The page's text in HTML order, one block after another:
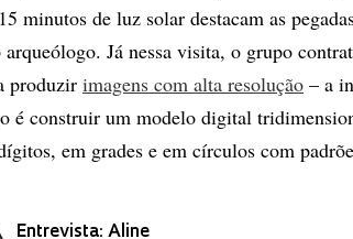
minutos de luz solar destacam as
Já nessa visita, o grupo
produzir imagens com alta resolução – a
é construir um modelo digital
em grades e em círculos com
Entrevista: Aline